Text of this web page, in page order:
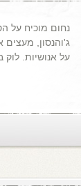
נחום מוכיח על
ג'והנסון, מעצים
על אנושיות. לוק